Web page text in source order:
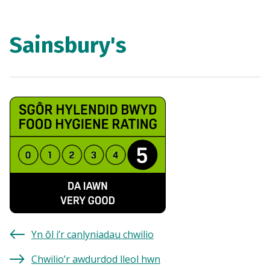
Sainsbury's
Yn ôl i’r canlyniadau chwilio
Chwilio’r awdurdod lleol hwn